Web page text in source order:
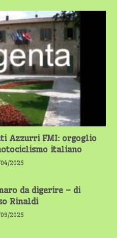
Azzurri FMI: orgoglio
italiano
2025
da digerire – di
Rinaldi
2025